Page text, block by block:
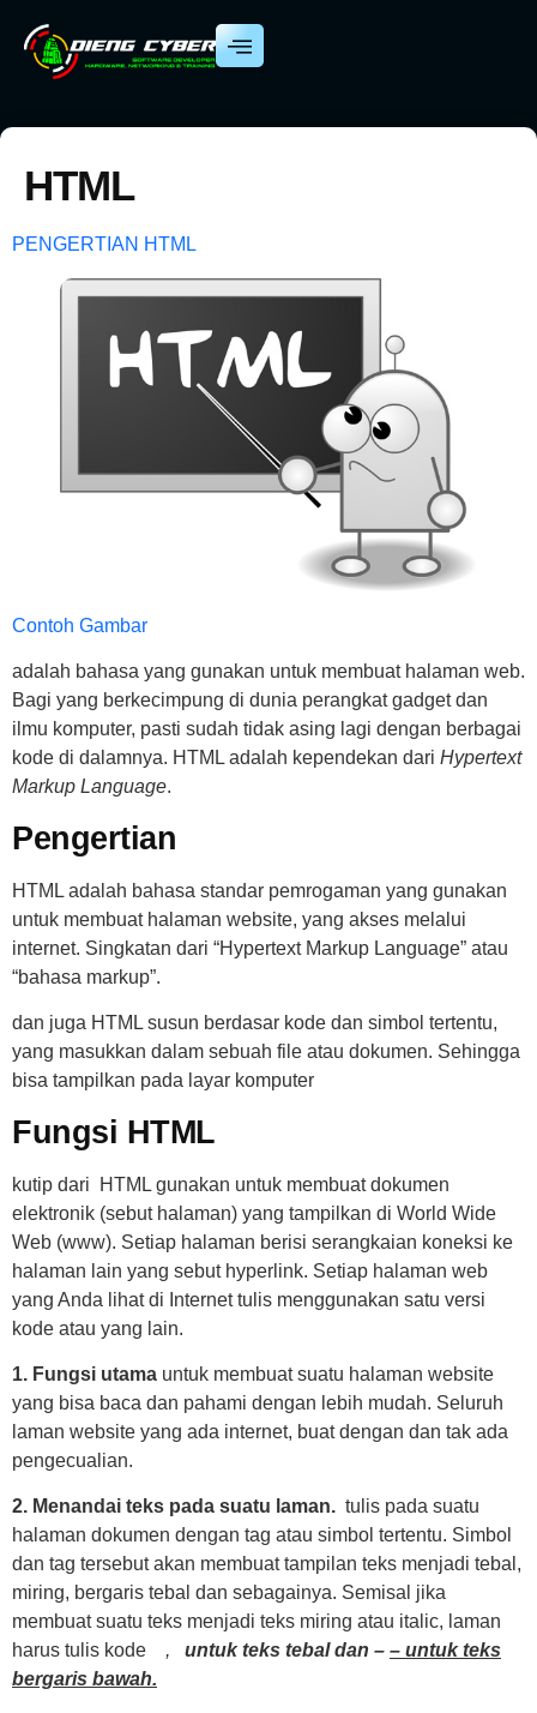
HTML
PENGERTIAN HTML
Contoh Gambar
adalah bahasa yang gunakan untuk membuat halaman web.
Bagi yang berkecimpung di dunia perangkat gadget dan
ilmu komputer, pasti sudah tidak asing lagi dengan berbagai
kode di dalamnya. HTML adalah kependekan dari Hypertext
Markup Language.
Pengertian
HTML adalah bahasa standar pemrogaman yang gunakan
untuk membuat halaman website, yang akses melalui
internet. Singkatan dari “Hypertext Markup Language” atau
“bahasa markup”.
dan juga HTML susun berdasar kode dan simbol tertentu,
yang masukkan dalam sebuah file atau dokumen. Sehingga
bisa tampilkan pada layar komputer
Fungsi HTML
kutip dari HTML gunakan untuk membuat dokumen
elektronik (sebut halaman) yang tampilkan di World Wide
Web (www). Setiap halaman berisi serangkaian koneksi ke
halaman lain yang sebut hyperlink. Setiap halaman web
yang Anda lihat di Internet tulis menggunakan satu versi
kode atau yang lain.
1. Fungsi utama untuk membuat suatu halaman website
yang bisa baca dan pahami dengan lebih mudah. Seluruh
laman website yang ada internet, buat dengan dan tak ada
pengecualian.
2. Menandai teks pada suatu laman. tulis pada suatu
halaman dokumen dengan tag atau simbol tertentu. Simbol
dan tag tersebut akan membuat tampilan teks menjadi tebal,
miring, bergaris tebal dan sebagainya. Semisal jika
membuat suatu teks menjadi teks miring atau italic, laman
harus tulis kode
, untuk teks tebal dan – – untuk teks
bergaris bawah.